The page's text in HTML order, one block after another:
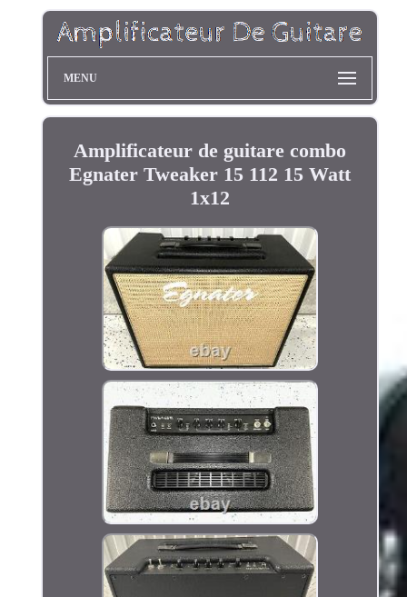
MENU
Amplificateur de guitare combo
Egnater Tweaker 15 112 15 Watt
1x12